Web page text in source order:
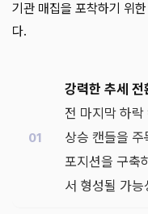
기관 매집을 포착하기 위
다.
강력한 추세
전 마지막 하
상승 캔들을 주
포지션을 구축
서 형성될 가